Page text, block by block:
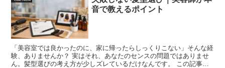
音で教えるポイント
「美容室では良かったのに、家に帰ったらしっくりこない」そんな経
験、ありませんか？ 実はそれ、あなたのセンスの問題ではありませ
ん。髪型選びの考え方が少しズレているだけなんです。 この記事で